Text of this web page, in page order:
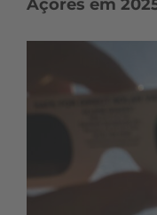
Açores em